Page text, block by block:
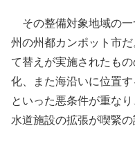
その整備対象地域の一
州の州都カンポット市
て替えが実施されたも
化、また海沿いに位置
といった悪条件が重な
水道施設の拡張が喫緊の